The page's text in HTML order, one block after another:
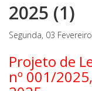
2025 (1)
Segunda, 03
Projeto de
nº 001/